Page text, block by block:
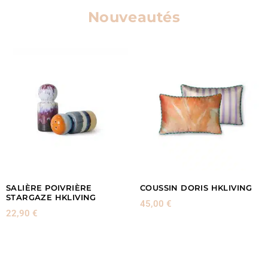
Nouveautés
SALIÈRE POIVRIÈRE
STARGAZE HKLIVING
22,90 €
COUSSIN DORIS HKLIVING
45,00 €